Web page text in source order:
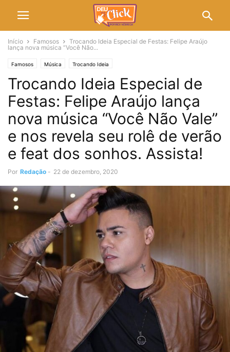
Início Famosos
Trocando Ideia Especial de Festas: Felipe Araújo
lança nova música “Você Não...
Famosos Música Trocando Ideia
Trocando Ideia Especial de
Festas: Felipe Araújo lança
nova música “Você Não Vale”
e nos revela seu rolê de verão
e feat dos sonhos. Assista!
Por Redação - 22 de dezembro, 2020